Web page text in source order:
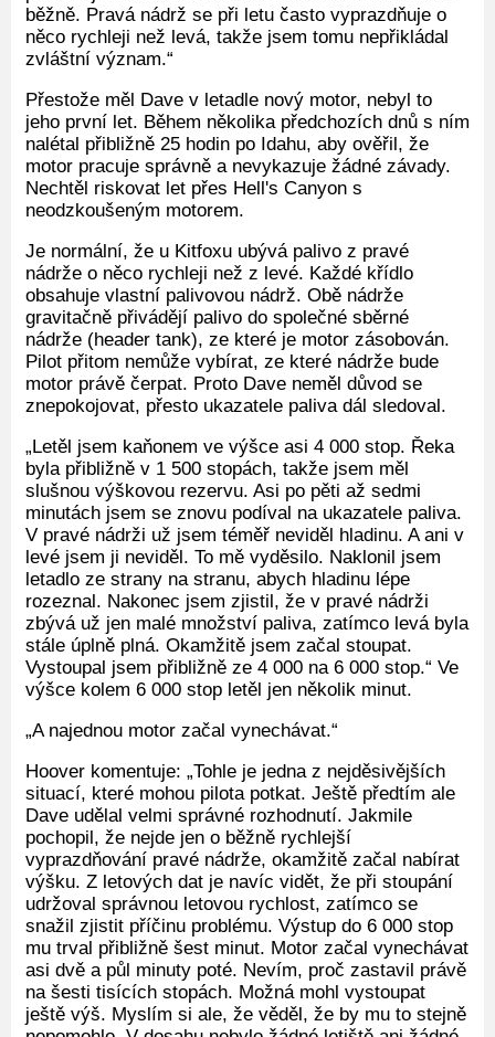
běžně. Pravá nádrž se při letu často vyprazdňuje o
něco rychleji než levá, takže jsem tomu nepřikládal
zvláštní význam.“
Přestože měl Dave v letadle nový motor, nebyl to
jeho první let. Během několika předchozích dnů s ním
nalétal přibližně 25 hodin po Idahu, aby ověřil, že
motor pracuje správně a nevykazuje žádné závady.
Nechtěl riskovat let přes Hell's Canyon s
neodzkoušeným motorem.
Je normální, že u Kitfoxu ubývá palivo z pravé
nádrže o něco rychleji než z levé. Každé křídlo
obsahuje vlastní palivovou nádrž. Obě nádrže
gravitačně přivádějí palivo do společné sběrné
nádrže (header tank), ze které je motor zásobován.
Pilot přitom nemůže vybírat, ze které nádrže bude
motor právě čerpat. Proto Dave neměl důvod se
znepokojovat, přesto ukazatele paliva dál sledoval.
„Letěl jsem kaňonem ve výšce asi 4 000 stop. Řeka
byla přibližně v 1 500 stopách, takže jsem měl
slušnou výškovou rezervu. Asi po pěti až sedmi
minutách jsem se znovu podíval na ukazatele paliva.
V pravé nádrži už jsem téměř neviděl hladinu. A ani v
levé jsem ji neviděl. To mě vyděsilo. Naklonil jsem
letadlo ze strany na stranu, abych hladinu lépe
rozeznal. Nakonec jsem zjistil, že v pravé nádrži
zbývá už jen malé množství paliva, zatímco levá byla
stále úplně plná. Okamžitě jsem začal stoupat.
Vystoupal jsem přibližně ze 4 000 na 6 000 stop.“ Ve
výšce kolem 6 000 stop letěl jen několik minut.
„A najednou motor začal vynechávat.“
Hoover komentuje: „Tohle je jedna z nejděsivějších
situací, které mohou pilota potkat. Ještě předtím ale
Dave udělal velmi správné rozhodnutí. Jakmile
pochopil, že nejde jen o běžně rychlejší
vyprazdňování pravé nádrže, okamžitě začal nabírat
výšku. Z letových dat je navíc vidět, že při stoupání
udržoval správnou letovou rychlost, zatímco se
snažil zjistit příčinu problému. Výstup do 6 000 stop
mu trval přibližně šest minut. Motor začal vynechávat
asi dvě a půl minuty poté. Nevím, proč zastavil právě
na šesti tisících stopách. Možná mohl vystoupat
ještě výš. Myslím si ale, že věděl, že by mu to stejně